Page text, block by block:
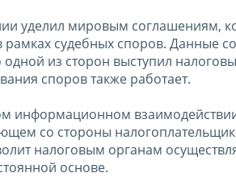
уделил мировым соглашениям,
судебных споров. Данные
одной из сторон выступил
споров также работает.
информационном
со стороны
налоговым органам
основе.